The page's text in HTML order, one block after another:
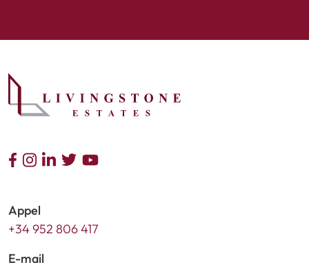
Appel
+34 952 806 417
E-mail